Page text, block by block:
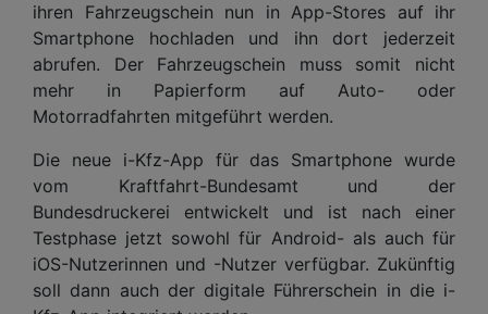
ihren Fahrzeugschein nun in App-Stores auf ihr
Smartphone hochladen und ihn dort jederzeit
abrufen. Der Fahrzeugschein muss somit nicht
mehr in Papierform auf Auto- oder
Motorradfahrten mitgeführt werden.
Die neue i-Kfz-App für das Smartphone wurde
vom Kraftfahrt-Bundesamt und der
Bundesdruckerei entwickelt und ist nach einer
Testphase jetzt sowohl für Android- als auch für
iOS-Nutzerinnen und -Nutzer verfügbar. Zukünftig
soll dann auch der digitale Führerschein in die i-